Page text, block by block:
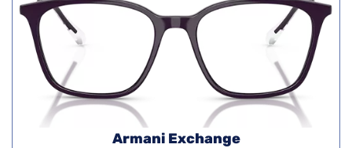
Armani Exchange